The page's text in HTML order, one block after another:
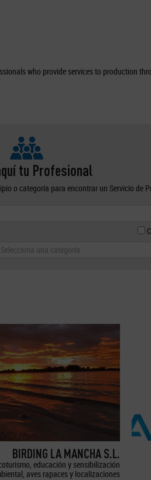
who provide services to production
tu Profesional
o categoría para encontrar un Servicio de
Selecciona una categoría
BIRDING LA MANCHA S.L.
educación y sensibilización
aves rapaces y localizaciones